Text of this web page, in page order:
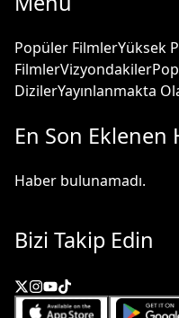
Popüler FilmlerYüksek
FilmlerVizyondakiler
DizilerYayınlanmakta
En Son Eklenen
Haber bulunamadı.
Bizi Takip Edin